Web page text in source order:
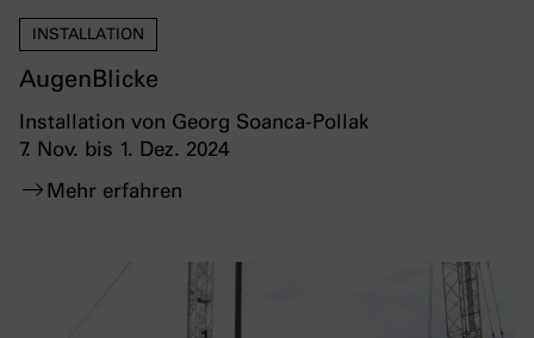
INSTALLATION
AugenBlicke
Installation von Georg Soanca-Pollak
7. Nov. bis 1. Dez. 2024
Mehr erfahren